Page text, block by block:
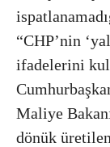
“CHP’nin
ifadelerini
Maliye
dönük